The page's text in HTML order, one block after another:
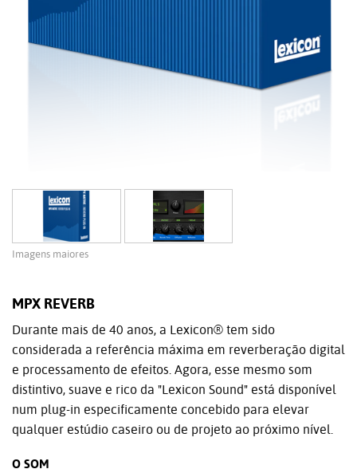
Imagens maiores
MPX REVERB
Durante mais de 40 anos, a Lexicon® tem sido
considerada a referência máxima em reverberação digital
e processamento de efeitos. Agora, esse mesmo som
distintivo, suave e rico da "Lexicon Sound" está disponível
num plug-in especificamente concebido para elevar
qualquer estúdio caseiro ou de projeto ao próximo nível.
O SOM